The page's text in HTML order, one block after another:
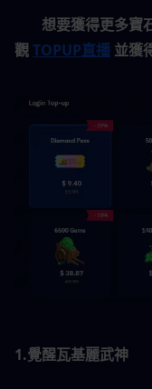
想要獲得更多寶
觀 TOPUP直播 並獲
1.覺醒瓦基麗武神